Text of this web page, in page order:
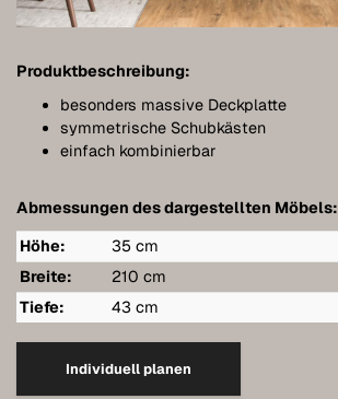
Produktbeschreibung:
besonders massive Deckplatte
symmetrische Schubkästen
einfach kombinierbar
Abmessungen des dargestellten Möbels:
Höhe:
35 cm
Breite:
210 cm
Tiefe:
43 cm
Individuell planen
Meubles de salle de bains
Étagères murales suspendues
Dressings
Étagères
Buffets
Armoires murales
Qualité de nos meubles